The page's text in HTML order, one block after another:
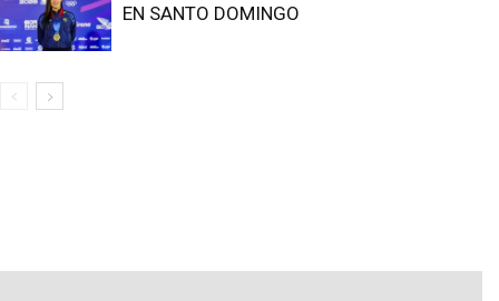
EN SANTO DOMINGO